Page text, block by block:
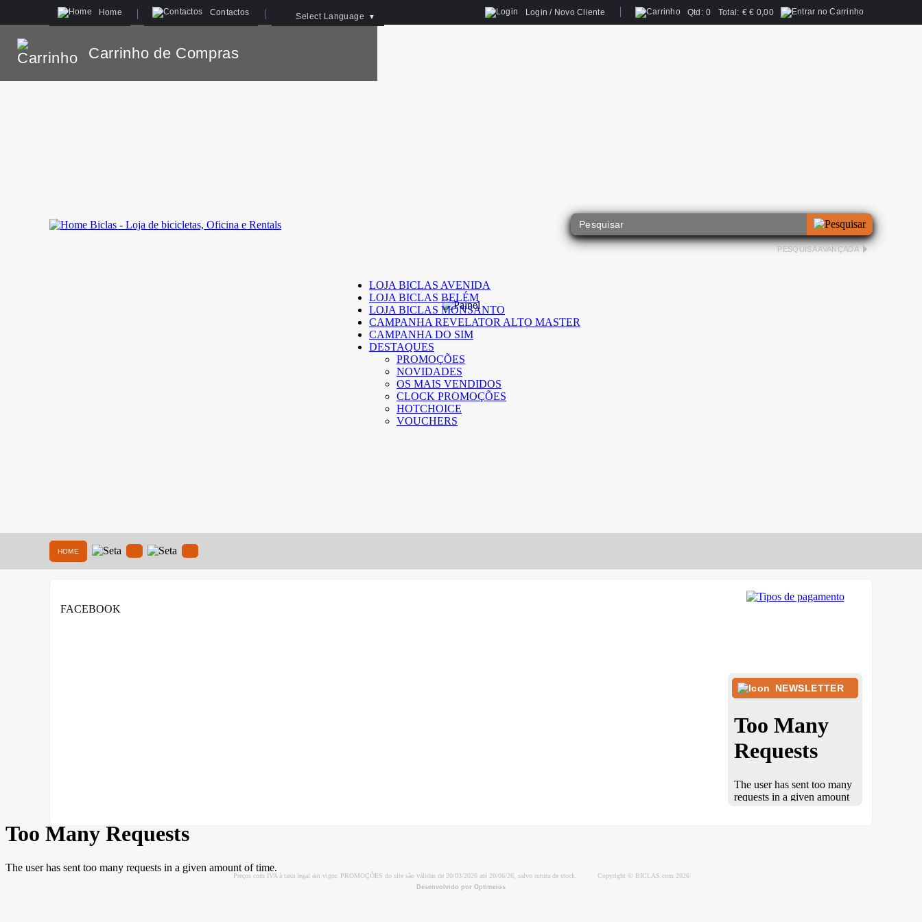
Home Contactos Select Language ▼ Login / Novo Cliente Qtd: 0 Total: €€ 0,00
Carrinho de Compras
PESQUISA AVANÇADA
LOJA BICLAS AVENIDA
LOJA BICLAS BELÉM
LOJA BICLAS MONSANTO
CAMPANHA REVELATOR ALTO MASTER
CAMPANHA DO SIM
DESTAQUES
PROMOÇÕES
NOVIDADES
OS MAIS VENDIDOS
CLOCK PROMOÇÕES
HOTCHOICE
VOUCHERS
HOME
FACEBOOK
NEWSLETTER
Preços com IVA à taxa legal em vigor. PROMOÇÕES do site são válidas de 20/03/2026 até 20/06/26, salvo rutura de stock. Copyright © BICLAS.com 2026
Desenvolvido por Optimeios